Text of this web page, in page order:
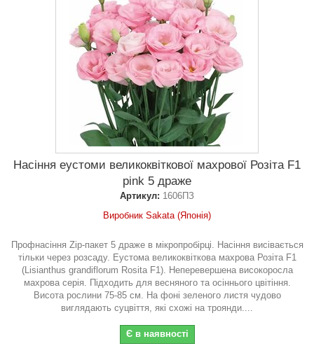
Насіння еустоми великоквіткової махрової Розіта F1
pink 5 драже
Артикул: 1606ПЗ
Виробник Sakata (Японія)
Профнасіння Zip-пакет 5 драже в мікропробірці. Насіння висівається
тільки через розсаду. Еустома великоквіткова махрова Розіта F1
(Lisianthus grandiflorum Rosita F1). Неперевершена високоросла
махрова серія. Підходить для весняного та осіннього цвітіння.
Висота рослини 75-85 см. На фоні зеленого листя чудово
виглядають суцвіття, які схожі на троянди....
Є в наявності